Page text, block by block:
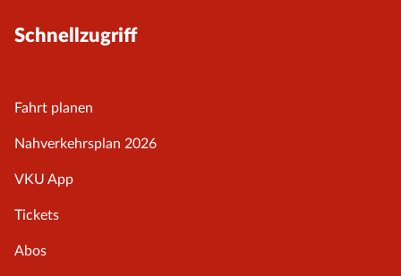
Schnellzugriff
Fahrt planen
Nahverkehrsplan 2026
VKU App
Tickets
Abos